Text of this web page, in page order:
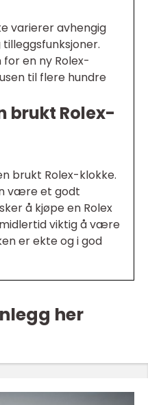
varierer avhengig
en ny Rolex-
til flere hundre
brukt Rolex-
brukt Rolex-klokke.
være et godt
å kjøpe en Rolex
viktig å være
er ekte og i god
her